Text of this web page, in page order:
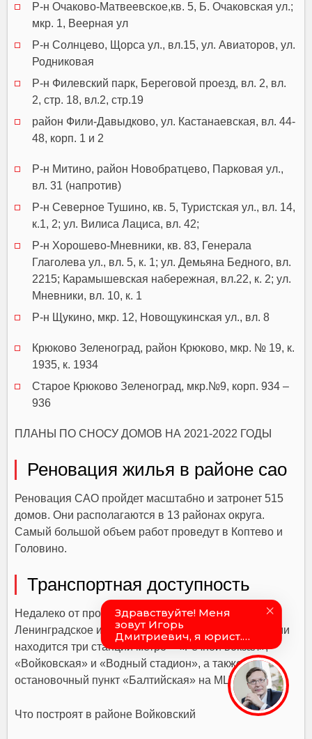
Р-н Очаково-Матвеевское,кв. 5, Б. Очаковская ул.;
мкр. 1, Веерная ул
Р-н Солнцево, Щорса ул., вл.15, ул. Авиаторов, ул.
Родниковая
Р-н Филевский парк, Береговой проезд, вл. 2, вл.
2, стр. 18, вл.2, стр.19
район Фили-Давыдково, ул. Кастанаевская, вл. 44-
48, корп. 1 и 2
Р-н Митино, район Новобратцево, Парковая ул.,
вл. 31 (напротив)
Р-н Северное Тушино, кв. 5, Туристская ул., вл. 14,
к.1, 2; ул. Вилиса Лациса, вл. 42;
Р-н Хорошево-Мневники, кв. 83, Генерала
Глаголева ул., вл. 5, к. 1; ул. Демьяна Бедного, вл.
2215; Карамышевская набережная, вл.22, к. 2; ул.
Мневники, вл. 10, к. 1
Р-н Щукино, мкр. 12, Новощукинская ул., вл. 8
Крюково Зеленоград, район Крюково, мкр. № 19, к.
1935, к. 1934
Старое Крюково Зеленоград, мкр.№9, корп. 934 –
936
ПЛАНЫ ПО СНОСУ ДОМОВ НА 2021-2022 ГОДЫ
Реновация жилья в районе сао
Реновация САО пройдет масштабно и затронет 515
домов. Они располагаются в 13 районах округа.
Самый большой объем работ проведут в Коптево и
Головино.
Транспортная доступность
Недалеко от промзоны «Братцево» проходит
Ленинградское и Головинское шоссе. На территории
находится три станции метро – «Речной вокзал»,
«Войковская» и «Водный стадион», а также
остановочный пункт «Балтийская» на МЦК.
Что построят в районе Войковский